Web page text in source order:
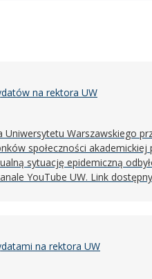
na rektora UW
Uniwersytetu Warszawskiego
społeczności
sytuację epidemiczną
YouTube UW. Link
na rektora UW